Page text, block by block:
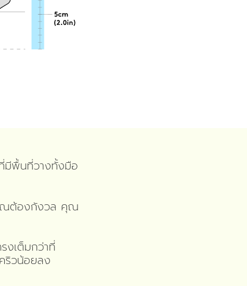
ที่มีพื้นที่วางทั้งมือ
คุณต้องกังวล คุณ
งเต็มกว่าที่
ริวน้อยลง